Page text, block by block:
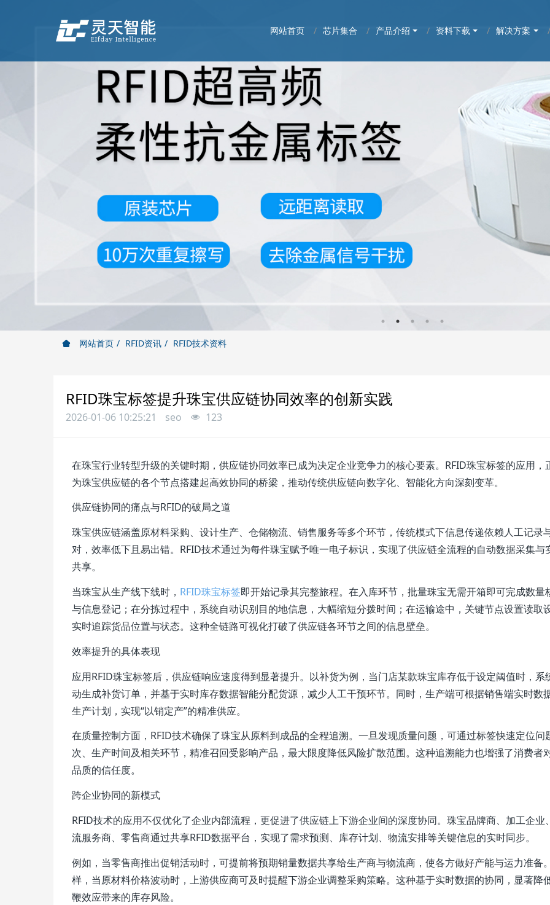
网站首页 芯片集合 产品介绍 资料下载 解决方案
网站首页 RFID资讯 RFID技术资料
RFID珠宝标签提升珠宝供应链协同效率的创新实践
2026-01-06 10:25:21 seo 123
在珠宝行业转型升级的关键时期，供应链协同效率已成为决定企业竞争力的核心要素。RFID珠宝标签的应用，
为珠宝供应链的各个节点搭建起高效协同的桥梁，推动传统供应链向数字化、智能化方向深刻变革。
供应链协同的痛点与RFID的破局之道
珠宝供应链涵盖原材料采购、设计生产、仓储物流、销售服务等多个环节，传统模式下信息传递依赖人工记录
对，效率低下且易出错。RFID技术通过为每件珠宝赋予唯一电子标识，实现了供应链全流程的自动数据采集与
共享。
当珠宝从生产线下线时， RFID珠宝标签即开始记录其完整旅程。在入库环节，批量珠宝无需开箱即可完成数量
与信息登记；在分拣过程中，系统自动识别目的地信息，大幅缩短分拨时间；在运输途中，关键节点设置读取
实时追踪货品位置与状态。这种全链路可视化打破了供应链各环节之间的信息壁垒。
效率提升的具体表现
应用RFID珠宝标签后，供应链响应速度得到显著提升。以补货为例，当门店某款珠宝库存低于设定阈值时，系
动生成补货订单，并基于实时库存数据智能分配货源，减少人工干预环节。同时，生产端可根据销售端实时数
生产计划，实现“以销定产”的精准供应。
在质量控制方面，RFID技术确保了珠宝从原料到成品的全程追溯。一旦发现质量问题，可通过标签快速定位问
次、生产时间及相关环节，精准召回受影响产品，最大限度降低风险扩散范围。这种追溯能力也增强了消费者
品质的信任度。
跨企业协同的新模式
RFID技术的应用不仅优化了企业内部流程，更促进了供应链上下游企业间的深度协同。珠宝品牌商、加工企业
流服务商、零售商通过共享RFID数据平台，实现了需求预测、库存计划、物流安排等关键信息的实时同步。
例如，当零售商推出促销活动时，可提前将预期销量数据共享给生产商与物流商，使各方做好产能与运力准备
样，当原材料价格波动时，上游供应商可及时提醒下游企业调整采购策略。这种基于实时数据的协同，显著降
鞭效应带来的库存风险。